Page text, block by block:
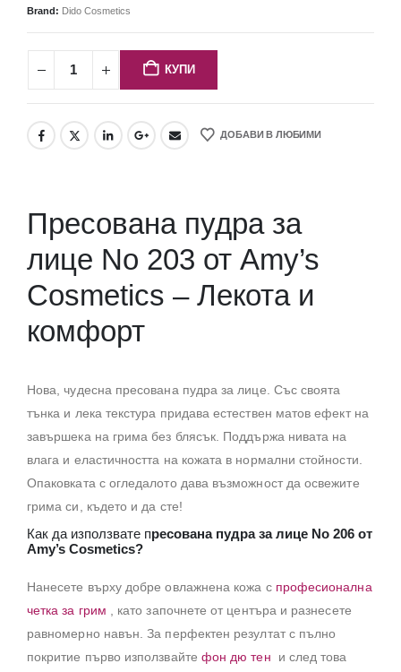
Brand: Dido Cosmetics
КУПИ
ДОБАВИ В ЛЮБИМИ
Пресована пудра за
лице No 203 от Amy’s
Cosmetics – Лекота и
комфорт
Нова, чудесна пресована пудра за лице. Със своята
тънка и лека текстура придава естествен матов ефект на
завършека на грима без блясък. Поддържа нивата на
влага и еластичността на кожата в нормални стойности.
Опаковката с огледалото дава възможност да освежите
грима си, където и да сте!
Как да използвате пресована пудра за лице No 206 от
Amy’s Cosmetics?
Нанесете върху добре овлажнена кожа с професионална
четка за грим , като започнете от центъра и разнесете
равномерно навън. За перфектен резултат с пълно
покритие първо използвайте фон дю тен и след това